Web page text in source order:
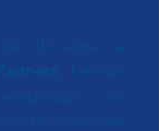
10 años, a
, hemos
en
de Personal